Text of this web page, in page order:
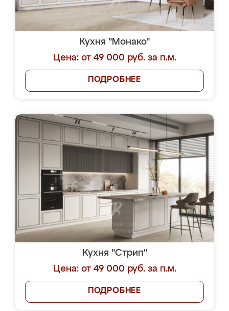
Кухня "Монако"
Цена: от 49 000 руб. за п.м.
ПОДРОБНЕЕ
Кухня "Стрип"
Цена: от 49 000 руб. за п.м.
ПОДРОБНЕЕ